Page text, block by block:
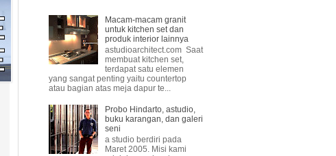
Macam-macam granit
untuk kitchen set dan
produk interior lainnya
astudioarchitect.com Saat
membuat kitchen set,
terdapat satu elemen
yang sangat penting yaitu countertop
atau bagian atas meja dapur te...
Probo Hindarto, astudio,
buku karangan, dan galeri
seni
a studio berdiri pada
Maret 2005. Misi kami